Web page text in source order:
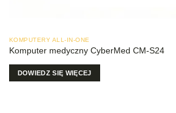
KOMPUTERY ALL-IN-ONE
Komputer medyczny CyberMed CM-S24
DOWIEDZ SIĘ WIĘCEJ